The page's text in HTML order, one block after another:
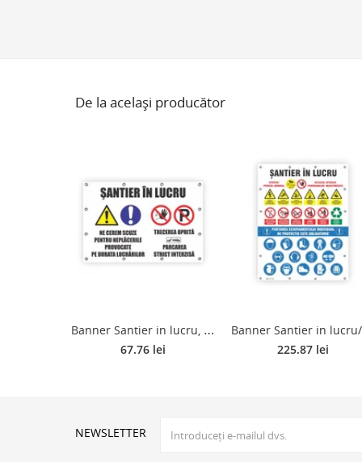
De la același producător
B
anner Santier in lucru, PVC, 100 X 65 cm
67.76 lei 225.87 lei
NEWSLETTER